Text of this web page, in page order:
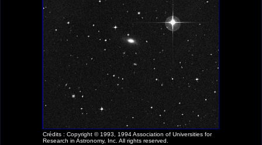
Crédits : Copyright © 1993, 1994 Association of Universities for
Research in Astronomy, Inc. All rights reserved.